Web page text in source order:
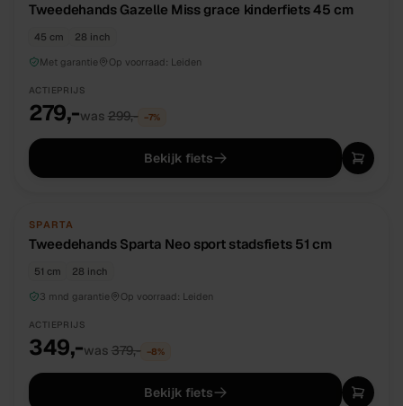
Tweedehands Gazelle Miss grace kinderfiets 45 cm
45 cm
28 inch
Met garantie
Op voorraad: Leiden
ACTIEPRIJS
279,-was 299,- −7%
Bekijk fiets
TWEEDEHANDS
SPARTA
Tweedehands Sparta Neo sport stadsfiets 51 cm
51 cm
28 inch
3 mnd garantie
Op voorraad: Leiden
ACTIEPRIJS
349,-was 379,- −8%
Bekijk fiets